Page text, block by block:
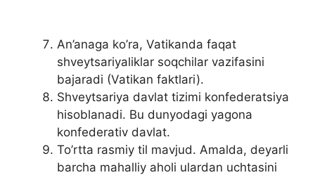
An’anaga ko’ra, Vatikanda faqat
shveytsariyaliklar soqchilar vazifasini
bajaradi (Vatikan faktlari).
Shveytsariya davlat tizimi konfederatsiya
hisoblanadi. Bu dunyodagi yagona
konfederativ davlat.
To’rtta rasmiy til mavjud. Amalda, deyarli
barcha mahalliy aholi ulardan uchtasini